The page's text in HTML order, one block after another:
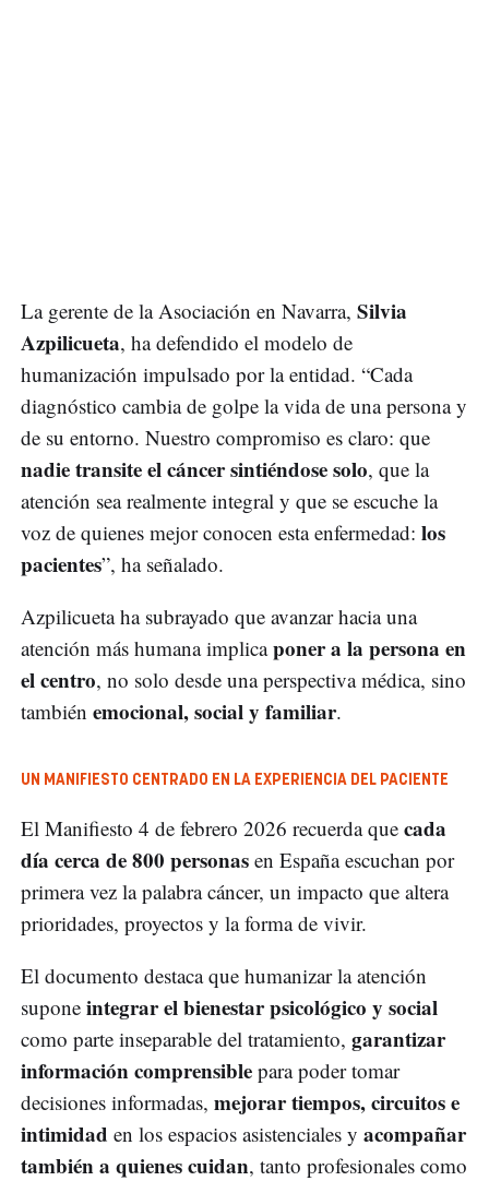
La gerente de la Asociación en Navarra, Silvia
Azpilicueta, ha defendido el modelo de
humanización impulsado por la entidad. “Cada
diagnóstico cambia de golpe la vida de una persona y
de su entorno. Nuestro compromiso es claro: que
nadie transite el cáncer sintiéndose solo, que la
atención sea realmente integral y que se escuche la
voz de quienes mejor conocen esta enfermedad: los
pacientes”, ha señalado.
Azpilicueta ha subrayado que avanzar hacia una
atención más humana implicaponer a la persona en
el centro, no solo desde una perspectiva médica, sino
también emocional, social y familiar.
UN MANIFIESTO CENTRADO EN LA EXPERIENCIA DEL PACIENTE
El Manifiesto 4 de febrero 2026 recuerda que cada
día cerca de 800 personas en España escuchan por
primera vez la palabra cáncer, un impacto que altera
prioridades, proyectos y la forma de vivir.
El documento destaca que humanizar la atención
supone integrar el bienestar psicológico y social
como parte inseparable del tratamiento, garantizar
información comprensible para poder tomar
decisiones informadas, mejorar tiempos, circuitos e
intimidad en los espacios asistenciales y acompañar
también a quienes cuidan, tanto profesionales como